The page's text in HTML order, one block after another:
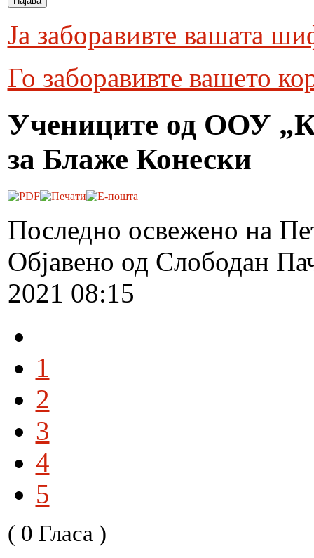
Ја заборавивте вашата
Го заборавивте вашето
Учениците од ООУ
за Блаже Конески
Последно освежено на
Објавено од Слободан
2021 08:15
1
2
3
4
5
( 0 Гласа )